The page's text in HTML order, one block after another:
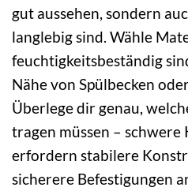
gut aussehen, sondern
langlebig sind. Wähle
feuchtigkeitsbeständig
Nähe von Spülbecken
Überlege dir genau,
tragen müssen – schwere
erfordern stabilere
sicherere Befestigungen